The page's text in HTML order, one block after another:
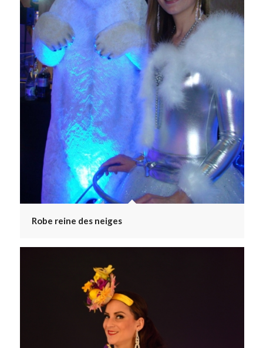
Robe reine des neiges